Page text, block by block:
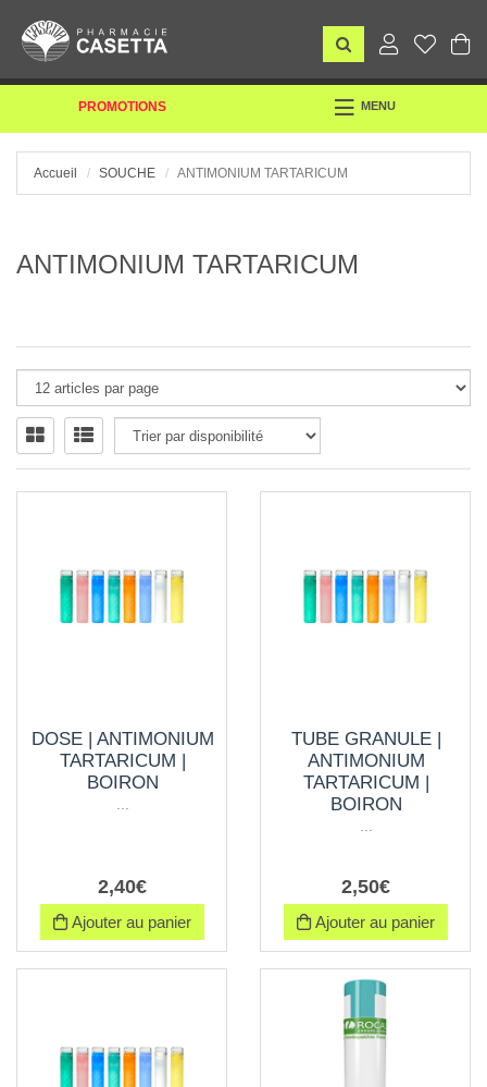
PROMOTIONS
TOGGLE
MENU
Accueil SOUCHE ANTIMONIUM TARTARICUM
ANTIMONIUM TARTARICUM
DOSE | ANTIMONIUM
TARTARICUM |
BOIRON
2,40€
Ajouter au panier
TUBE GRANULE |
ANTIMONIUM
TARTARICUM |
BOIRON
2,50€
Ajouter au panier